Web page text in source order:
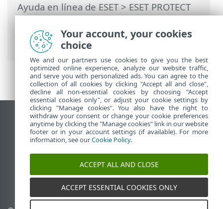
Ayuda en línea de ESET>ESET PROTECT
On-Prem>Características técnicas>
Versiones compatibles de Apache Tomcat
y Java
Ver sitio del escritorio
End of Life
Base de conocimiento de ESET
Foro de ESET
ESET Status Portal
Soporte regional
Your account, your cookies
choice
We and our partners use cookies to give you the best
optimized online experience, analyze our website traffic,
and serve you with personalized ads. You can agree to the
collection of all cookies by clicking "Accept all and close",
decline all non-essential cookies by choosing "Accept
essential cookies only", or adjust your cookie settings by
clicking "Manage cookies". You also have the right to
withdraw your consent or change your cookie preferences
anytime by clicking the "Manage cookies" link in our website
footer or in your account settings (if available). For more
information, see ourCookie Policy.
ACCEPT ALL AND CLOSE
ACCEPT ESSENTIAL COOKIES ONLY